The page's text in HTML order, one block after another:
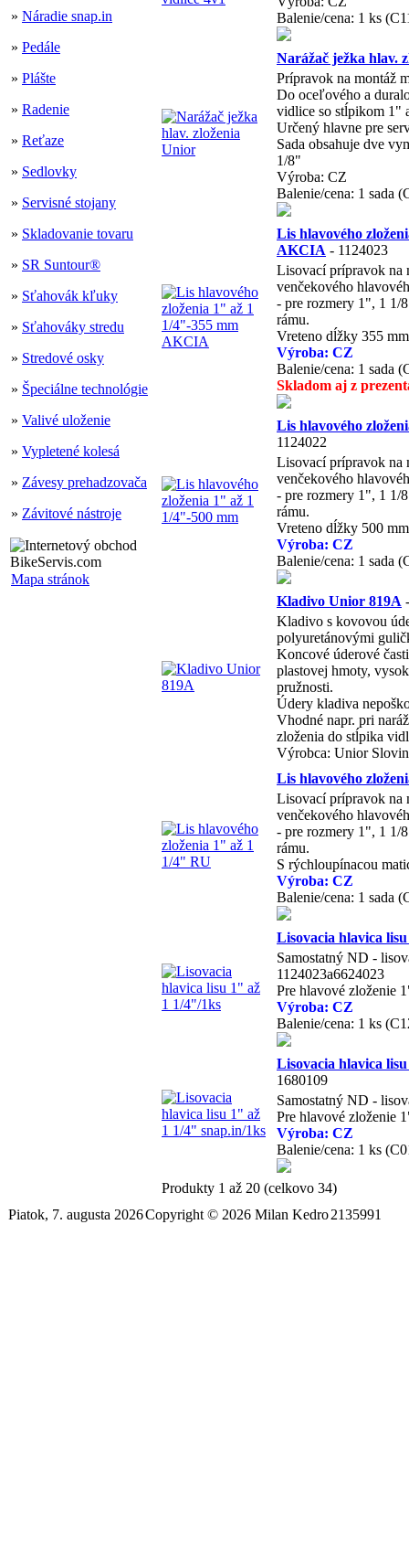
» Náradie snap.in
» Pedále
» Plášte
» Radenie
» Reťaze
» Sedlovky
» Servisné stojany
» Skladovanie tovaru
» SR Suntour®
» Sťahovák kľuky
» Sťahováky stredu
» Stredové osky
» Špeciálne technológie
» Valivé uloženie
» Vypletené kolesá
» Závesy prehadzovača
» Závitové nástroje
Mapa stránok
Balenie/cena: 1 ks
Narážač ježka hlav.
Prípravok na montáž
Do oceľového a
vidlice so stĺpikom 1"
Určený hlavne pre
Sada obsahuje dve
1/8"
Výroba: CZ
Balenie/cena: 1 sada
Lis hlavového
AKCIA - 1124023
Lisovací prípravok na
venčekového
- pre rozmery 1", 1 1/
rámu.
Vreteno dĺžky 355 mm
Výroba: CZ
Balenie/cena: 1 sada
Skladom aj z
Lis hlavového
1124022
Lisovací prípravok na
venčekového
- pre rozmery 1", 1 1/
rámu.
Vreteno dĺžky 500 mm
Výroba: CZ
Balenie/cena: 1 sada
Kladivo Unior 819A
Kladivo s kovovou
polyuretánovými
Koncové úderové
plastovej hmoty,
pružnosti.
Údery kladiva
Vhodné napr. pri
zloženia do stĺpika
Výrobca: Unior
Lis hlavového
Lisovací prípravok na
venčekového
- pre rozmery 1", 1 1/
rámu.
S rýchloupínacou
Výroba: CZ
Balenie/cena: 1 sada
Lisovacia hlavica
Samostatný ND -
1124023a6624023
Pre hlavové zloženie
Výroba: CZ
Balenie/cena: 1 ks
Lisovacia hlavica
1680109
Samostatný ND -
Pre hlavové zloženie
Výroba: CZ
Balenie/cena: 1 ks
Produkty 1 až 20 (celkovo 34)
Piatok, 7. augusta 2026Copyright © 2026 Milan Kedro2135991